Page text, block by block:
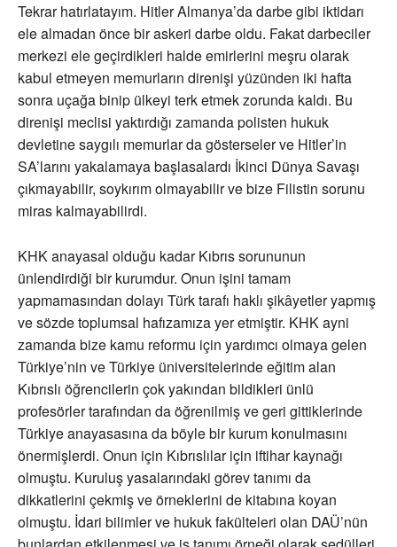
Tekrar hatırlatayım. Hitler Almanya’da darbe gibi iktidarı
ele almadan önce bir askeri darbe oldu. Fakat darbeciler
merkezi ele geçirdikleri halde emirlerini meşru olarak
kabul etmeyen memurların direnişi yüzünden iki hafta
sonra uçağa binip ülkeyi terk etmek zorunda kaldı. Bu
direnişi meclisi yaktırdığı zamanda polisten hukuk
devletine saygılı memurlar da gösterseler ve Hitler’in
SA’larını yakalamaya başlasalardı İkinci Dünya Savaşı
çıkmayabilir, soykırım olmayabilir ve bize Filistin sorunu
miras kalmayabilirdi.
KHK anayasal olduğu kadar Kıbrıs sorununun
ünlendirdiği bir kurumdur. Onun işini tamam
yapmamasından dolayı Türk tarafı haklı şikâyetler yapmış
ve sözde toplumsal hafızamıza yer etmiştir. KHK ayni
zamanda bize kamu reformu için yardımcı olmaya gelen
Türkiye’nin ve Türkiye üniversitelerinde eğitim alan
Kıbrıslı öğrencilerin çok yakından bildikleri ünlü
profesörler tarafından da öğrenilmiş ve geri gittiklerinde
Türkiye anayasasına da böyle bir kurum konulmasını
önermişlerdi. Onun için Kıbrıslılar için iftihar kaynağı
olmuştu. Kuruluş yasalarındaki görev tanımı da
dikkatlerini çekmiş ve örneklerini de kitabına koyan
olmuştu. İdari bilimler ve hukuk fakülteleri olan DAÜ’nün